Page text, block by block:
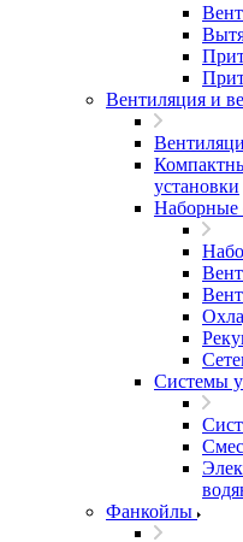
Вентиляция и
установки
Наборные
Системы
Фанкойлы